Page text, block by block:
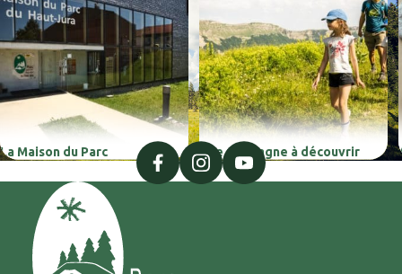
La Maison du Parc Une montagne à découvrir
facebookinstagramyoutube